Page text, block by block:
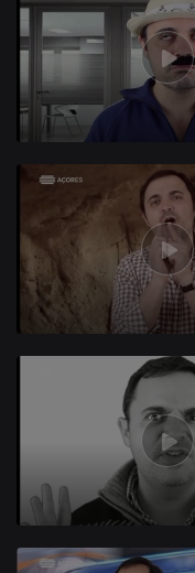
411467